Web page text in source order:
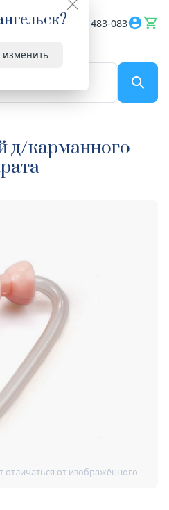
?
изменить
8182 483-083
д/карманного